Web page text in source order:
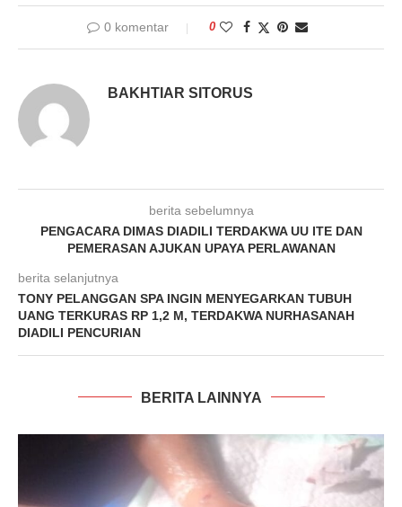
0 komentar 0
BAKHTIAR SITORUS
berita sebelumnya
PENGACARA DIMAS DIADILI TERDAKWA UU ITE DAN
PEMERASAN AJUKAN UPAYA PERLAWANAN
berita selanjutnya
TONY PELANGGAN SPA INGIN MENYEGARKAN TUBUH
UANG TERKURAS RP 1,2 M, TERDAKWA NURHASANAH
DIADILI PENCURIAN
BERITA LAINNYA